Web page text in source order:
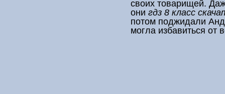
своих товарищей.
они гдз 8 класс
потом поджидали
могла избавиться от